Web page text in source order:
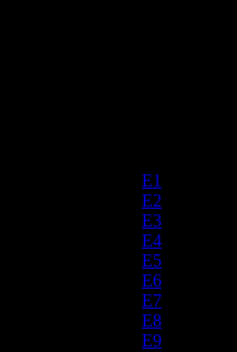
E1
E2
E3
E4
E5
E6
E7
E8
E9